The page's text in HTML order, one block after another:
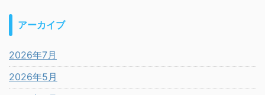
アーカイブ
2026年7月
2026年5月